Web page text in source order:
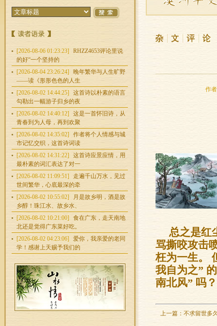
[2026-08-06 01:23:23]
RHZZ4653评论里说
的好“一个坚持的
[2026-08-04 23:26:24]
晚年繁华与人生旷野
——读《形形色色的人生
[2026-08-02 14:44:25]
这首诗以朴素的语言
勾勒出一幅游子归乡的夜
[2026-08-02 14:40:12]
这是一首怀旧诗，从
青春到为人母，再到欢聚
[2026-08-02 14:35:02]
作者将个人情感与城
市记忆交织，这首诗词读
[2026-08-02 14:31:22]
这首诗应景应情，用
最朴素的词汇表达了对一
[2026-08-02 11:09:51]
走遍千山万水，见过
世间繁华，心底最深的牵
[2026-08-02 10:55:02]
月是故乡明，酒是故
乡醇！珠江水、故乡水、
[2026-08-02 10:21:00]
食在广东，走天南地
北还是觉得广东菜好吃。
[2026-08-02 04:23:06]
爱你，我亲爱的老同
学！感谢上天赐予我们的
作
总之是红
骂撕咬攻击
枉为一生。
我自为之”
南北风” 吗？
上一篇： 不求留世多